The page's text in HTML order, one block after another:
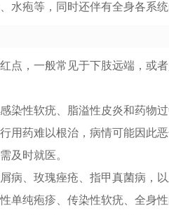
水疱等，同时还伴有全身各系统
点，一般常见于下肢远端，或
染性软疣、脂溢性皮炎和药物
用药难以根治，病情可能因此
及时就医。
病、玫瑰痤疮、指甲真菌病，
单纯疱疹、传染性软疣、全身